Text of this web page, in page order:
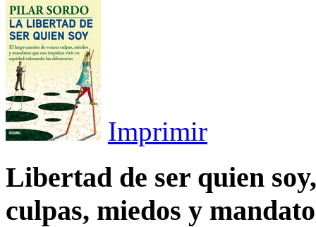
Imprimir
Libertad de ser quien
culpas, miedos y